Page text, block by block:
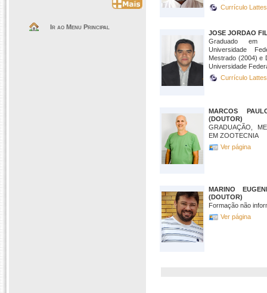
Ir ao Menu Principal
Currículo
JOSE JORDAO
Graduado em
Universidade
Mestrado (2004) e
Universidade
Currículo
MARCOS
(DOUTOR)
GRADUAÇÃO,
EM ZOOTECNIA
Ver página
MARINO
(DOUTOR)
Formação não
Ver página